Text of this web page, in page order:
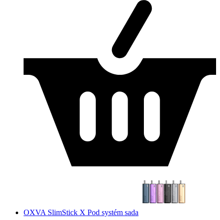
OXVA SlimStick X Pod systém sada